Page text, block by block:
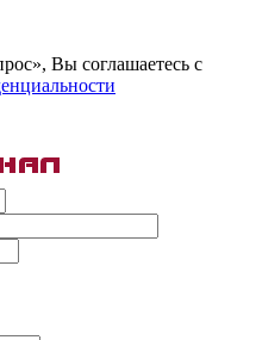
Вы соглашаетесь c